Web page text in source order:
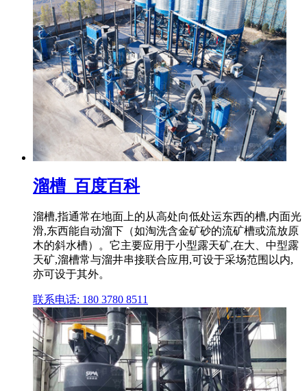
溜槽_百度百科
溜槽,指通常在地面上的从高处向低处运东西的槽,内面光
滑,东西能自动溜下（如淘洗含金矿砂的流矿槽或流放原
木的斜水槽）。它主要应用于小型露天矿,在大、中型露
天矿,溜槽常与溜井串接联合应用,可设于采场范围以内,
亦可设于其外。
联系电话: 180 3780 8511